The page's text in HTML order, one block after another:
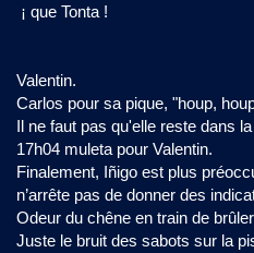
¡ que Tonta !
Valentin.
Carlos pour sa pique, "houp,
Il ne faut pas qu'elle reste dans
17h04 muleta pour Valentin.
Finalement, Iñigo est plus
n’arrête pas de donner des
Odeur du chêne en train de
Juste le bruit des sabots sur la